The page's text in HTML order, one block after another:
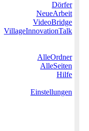
Dörfer
NeueArbeit
VideoBridge
VillageInnovationTalk
AlleOrdner
AlleSeiten
Hilfe
Einstellungen